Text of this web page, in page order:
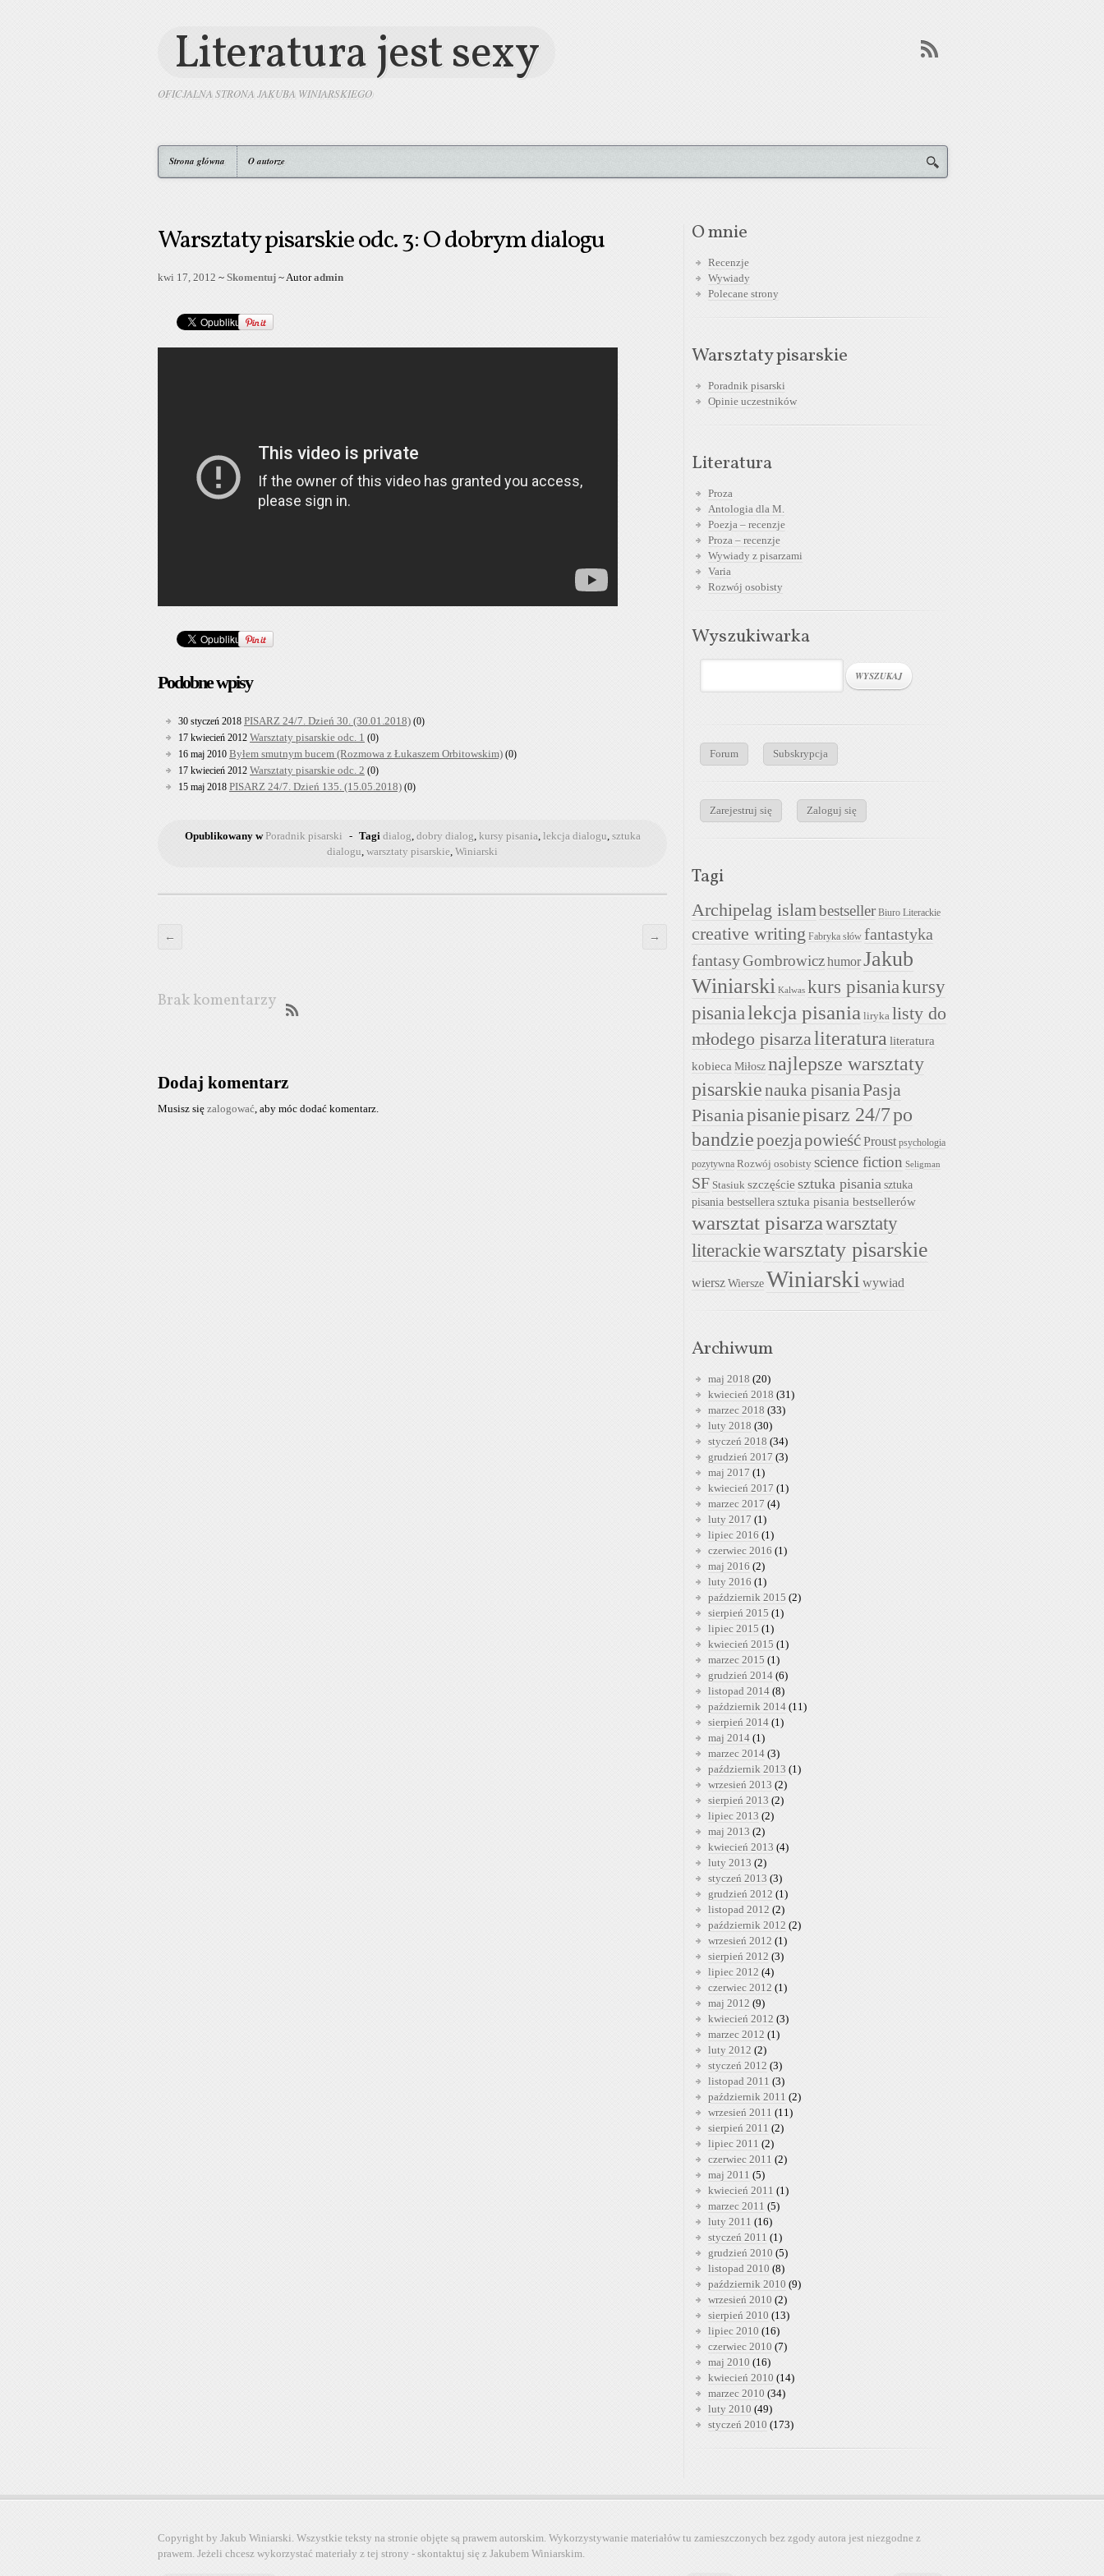
Literatura jest sexy
OFICJALNA STRONA JAKUBA WINIARSKIEGO
Strona główna O autorze
Warsztaty pisarskie odc. 3: O dobrym dialogu
kwi 17, 2012 ~ Skomentuj ~ Autoradmin
Podobne wpisy
30 styczeń 2018 PISARZ 24/7. Dzień 30. (30.01.2018) (0)
17 kwiecień 2012 Warsztaty pisarskie odc. 1 (0)
16 maj 2010 Byłem smutnym bucem (Rozmowa z Łukaszem Orbitowskim) (0)
17 kwiecień 2012 Warsztaty pisarskie odc. 2 (0)
15 maj 2018 PISARZ 24/7. Dzień 135. (15.05.2018) (0)
Opublikowany w Poradnik pisarski - Tagi dialog, dobry dialog, kursy pisania, lekcja dialogu, sztuka
dialogu, warsztaty pisarskie, Winiarski
← →
Brak komentarzy
Dodaj komentarz
Musisz się zalogować, aby móc dodać komentarz.
O mnie
Recenzje
Wywiady
Polecane strony
Warsztaty pisarskie
Poradnik pisarski
Opinie uczestników
Literatura
Proza
Antologia dla M.
Poezja – recenzje
Proza – recenzje
Wywiady z pisarzami
Varia
Rozwój osobisty
Wyszukiwarka
Forum Subskrypcja
Zarejestruj się Zaloguj się
Tagi
Archipelag islambestseller Biuro Literackie
creative writing Fabryka słów fantastyka
fantasyGombrowiczhumorJakub
Winiarski Kalwas kurs pisaniakursy
pisanialekcja pisania liryka listy do
młodego pisarzaliteratura literatura
kobieca Miłosz najlepsze warsztaty
pisarskienauka pisaniaPasja
Pisaniapisaniepisarz 24/7po
bandziepoezjapowieśćProust psychologia
pozytywna Rozwój osobisty science fiction Seligman
SF Stasiuk szczęście sztuka pisania sztuka
pisania bestsellera sztuka pisania bestsellerów
warsztat pisarzawarsztaty
literackiewarsztaty pisarskie
wierszWierszeWiniarski wywiad
Archiwum
maj 2018 (20)
kwiecień 2018 (31)
marzec 2018 (33)
luty 2018 (30)
styczeń 2018 (34)
grudzień 2017 (3)
maj 2017 (1)
kwiecień 2017 (1)
marzec 2017 (4)
luty 2017 (1)
lipiec 2016 (1)
czerwiec 2016 (1)
maj 2016 (2)
luty 2016 (1)
październik 2015 (2)
sierpień 2015 (1)
lipiec 2015 (1)
kwiecień 2015 (1)
marzec 2015 (1)
grudzień 2014 (6)
listopad 2014 (8)
październik 2014 (11)
sierpień 2014 (1)
maj 2014 (1)
marzec 2014 (3)
październik 2013 (1)
wrzesień 2013 (2)
sierpień 2013 (2)
lipiec 2013 (2)
maj 2013 (2)
kwiecień 2013 (4)
luty 2013 (2)
styczeń 2013 (3)
grudzień 2012 (1)
listopad 2012 (2)
październik 2012 (2)
wrzesień 2012 (1)
sierpień 2012 (3)
lipiec 2012 (4)
czerwiec 2012 (1)
maj 2012 (9)
kwiecień 2012 (3)
marzec 2012 (1)
luty 2012 (2)
styczeń 2012 (3)
listopad 2011 (3)
październik 2011 (2)
wrzesień 2011 (11)
sierpień 2011 (2)
lipiec 2011 (2)
czerwiec 2011 (2)
maj 2011 (5)
kwiecień 2011 (1)
marzec 2011 (5)
luty 2011 (16)
styczeń 2011 (1)
grudzień 2010 (5)
listopad 2010 (8)
październik 2010 (9)
wrzesień 2010 (2)
sierpień 2010 (13)
lipiec 2010 (16)
czerwiec 2010 (7)
maj 2010 (16)
kwiecień 2010 (14)
marzec 2010 (34)
luty 2010 (49)
styczeń 2010 (173)
Copyright by Jakub Winiarski. Wszystkie teksty na stronie objęte są prawem autorskim. Wykorzystywanie materiałów tu zamieszczonych bez zgody autora jest niezgodne z
prawem. Jeżeli chcesz wykorzystać materiały z tej strony - skontaktuj się z Jakubem Winiarskim.